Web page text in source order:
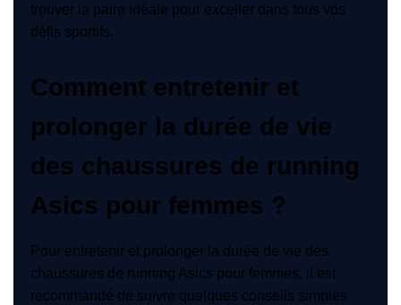
trouver la paire idéale pour exceller dans tous vos
défis sportifs.
Comment entretenir et
prolonger la durée de vie
des chaussures de running
Asics pour femmes ?
Pour entretenir et prolonger la durée de vie des
chaussures de running Asics pour femmes, il est
recommandé de suivre quelques conseils simples